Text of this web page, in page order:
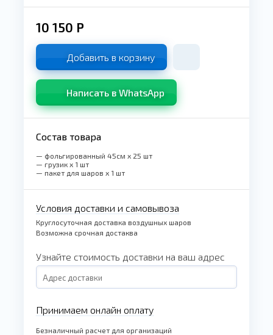
10 150 Р
Добавить в корзину
Написать в WhatsApp
Состав товара
— фольгированный 45см x 25 шт
— грузик x 1 шт
— пакет для шаров x 1 шт
Условия доставки и самовывоза
Круглосуточная доставка воздушных шаров
Возможна срочная достаква
Узнайте стоимость доставки на ваш адрес
Принимаем онлайн оплату
Безналичный расчет для организаций